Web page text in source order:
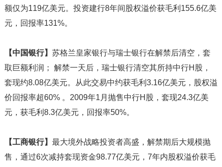
额仅为119亿美元。投资建行8年间股权溢价获毛利155.6亿美
元，回报率131%。
【中国银行】 苏格兰皇家银行与瑞士银行在解禁后清空，套
取巨额利润； 解禁一天后，瑞士银行清空其所持中行H股，
套现约8.08亿美元。从此交易中约获毛利3.16亿美元，股权溢
价回报率超60% 。2009年1月抛售中行H股，套现24.3亿美
元，获毛利8.3亿美元，回报率50%。
【工商银行】 最大境外战略投资者高盛，解禁期后大规模抛
售，通过6次减持套现资金98.77亿美元，7年内股权溢价获毛